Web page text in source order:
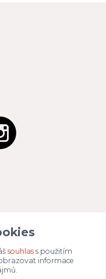
souhlass použitím
informace